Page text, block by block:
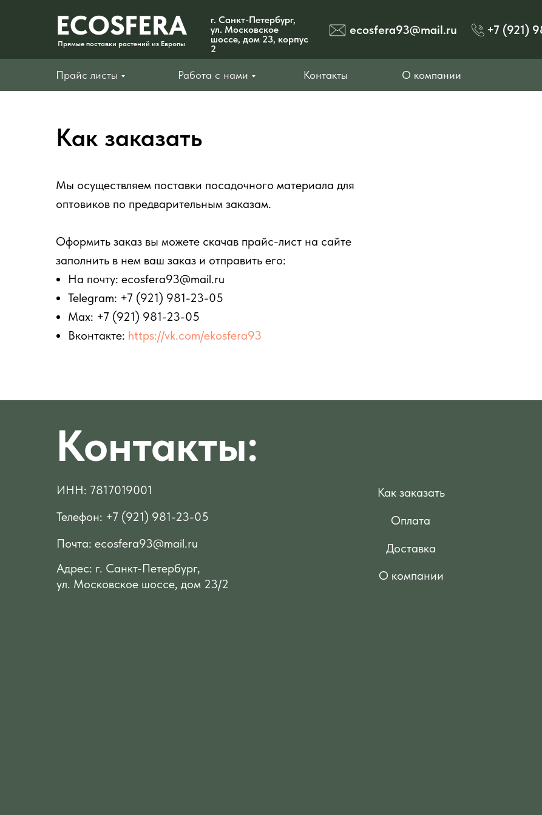
Прайс листы Работа с нами Контакты О компании
ecosfera93@mail.ru +7 (921)
г. Санкт-Петербург,
ул. Московское
шоссе, дом 23, корпус
2
Прайс листы Работа с нами
ECOSFERA
Прямые поставки растений из Европы
Как заказать
Мы осуществляем поставки посадочного материала для
оптовиков по предварительным заказам.
Оформить заказ вы можете скачав прайс-лист на сайте
заполнить в нем ваш заказ и отправить его:
На почту: ecosfera93@mail.ru
Telegram: +7 (921) 981-23-05
Max: +7 (921) 981-23-05
Вконтакте: https://vk.com/ekosfera93
Контакты:
Телефон: +7 (921) 981-23-05
Почта: ecosfera93@mail.ru
Адрес: г. Санкт-Петербург,
ул. Московское шоссе, дом 23/2
ИНН: 7817019001
Как заказать
Оплата
Доставка
О компании